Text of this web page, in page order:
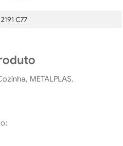
2191 C77
METALPLAS.